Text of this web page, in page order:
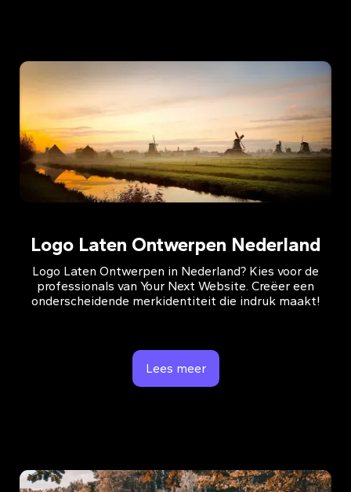
Logo Laten Ontwerpen Nederland
Logo Laten Ontwerpen in Nederland? Kies voor de
professionals van Your Next Website. Creëer een
onderscheidende merkidentiteit die indruk maakt!
Lees meer